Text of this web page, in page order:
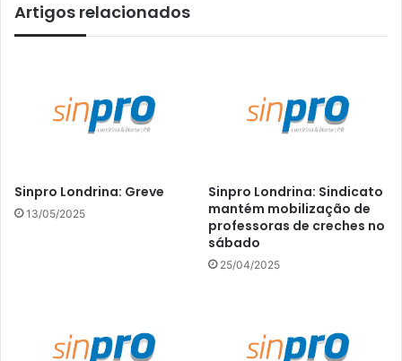
Artigos relacionados
Sinpro Londrina: Greve
13/05/2025
Sinpro Londrina: Sindicato
mantém mobilização de
professoras de creches no
sábado
25/04/2025